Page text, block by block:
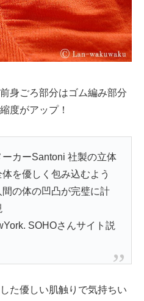
身ごろ部分はゴム編み部分
度がアップ！
カーSantoni 社製の立体
を優しく包み込むよう
の体の凹凸が完璧に計
SOHOさんサイト説
た優しい肌触りで気持ちい